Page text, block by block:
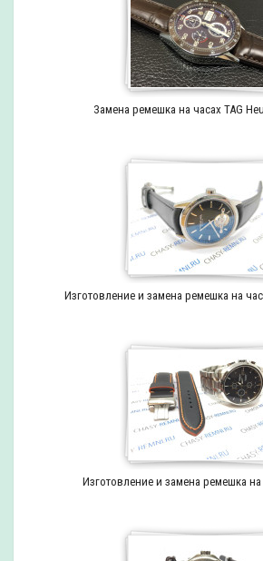
Замена ремешка на часах TAG
Изготовление и замена ремешка на
Изготовление и замена ремешка